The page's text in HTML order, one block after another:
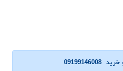
خرید 09199146008